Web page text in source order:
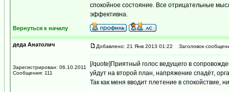
спокойное состояние. Все отрицательные
эффективна.
Вернуться к началу
деда Анатолич
Зарегистрирован: 06.10.2011
Сообщения: 111
Добавлено: 21 Янв 2013 01:22 Заголовок
[/quote]Приятный голос ведущего в
уйдут на второй план, напряжение спадёт,
Так как меня вводит плетение в спокойствие,